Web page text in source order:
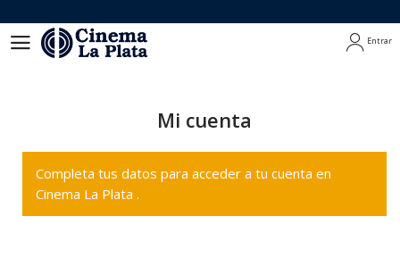
Entrar
Mi cuenta
Completa tus datos para acceder a tu cuenta en
Cinema La Plata .